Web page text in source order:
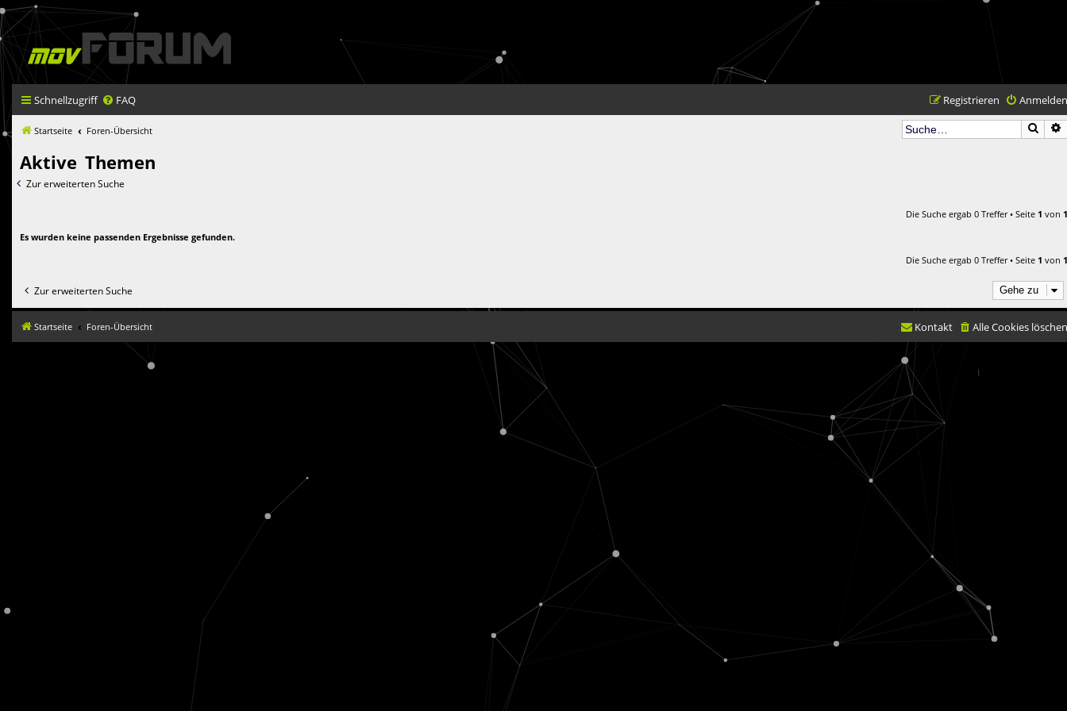
Schnellzugriff FAQ Anmelden
Registrieren
Startseite Foren-Übersicht
Aktive Themen
Zur erweiterten Suche
Die Suche ergab 0 Treffer • Seite 1 von 1
Es wurden keine passenden Ergebnisse gefunden.
Die Suche ergab 0 Treffer • Seite 1 von 1
Zur erweiterten Suche Gehe zu
Startseite Foren-Übersicht Alle Cookies löschen
Kontakt
|